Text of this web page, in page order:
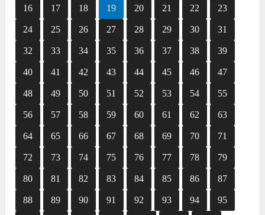
16 17 18 19 20 21 22 23
24 25 26 27 28 29 30 31
32 33 34 35 36 37 38 39
40 41 42 43 44 45 46 47
48 49 50 51 52 53 54 55
56 57 58 59 60 61 62 63
64 65 66 67 68 69 70 71
72 73 74 75 76 77 78 79
80 81 82 83 84 85 86 87
88 89 90 91 92 93 94 95